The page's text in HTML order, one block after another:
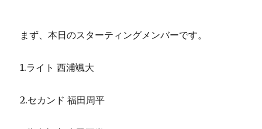
まず、本日のスターティングメンバーです。
1.ライト 西浦颯大
2.セカンド 福田周平